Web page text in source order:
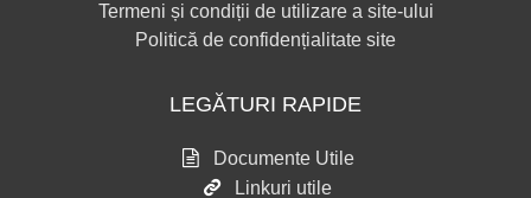
Termeni și condiții de utilizare a site-ului
Politică de confidențialitate site
LEGĂTURI RAPIDE
Documente Utile
Linkuri utile